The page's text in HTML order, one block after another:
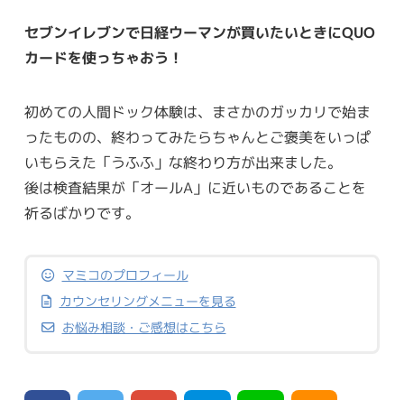
セブンイレブンで日経ウーマンが買いたいときにQUO
カードを使っちゃおう！
初めての人間ドック体験は、まさかのガッカリで始ま
ったものの、終わってみたらちゃんとご褒美をいっぱ
いもらえた「うふふ」な終わり方が出来ました。
後は検査結果が「オールA」に近いものであることを
祈るばかりです。
マミコのプロフィール
カウンセリングメニューを見る
お悩み相談・ご感想はこちら